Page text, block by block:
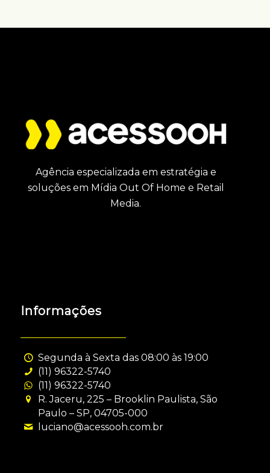
Agência especializada em estratégia e
soluções em Mídia Out Of Home e Retail
Media.
Informações
Segunda à Sexta das 08:00 às 19:00
(11) 96322-5740
(11) 96322-5740
R. Jaceru, 225 – Brooklin Paulista, São
Paulo – SP, 04705-000
luciano@acessooh.com.br